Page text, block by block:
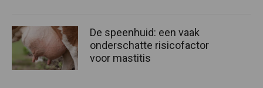
De speenhuid: een vaak
onderschatte risicofactor
voor mastitis